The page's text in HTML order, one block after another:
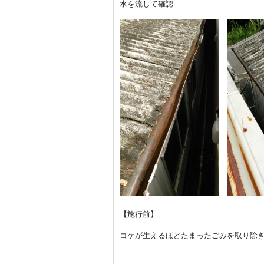
水を流して確認
【施行前】
コケが生えるほどたまったごみを取り除